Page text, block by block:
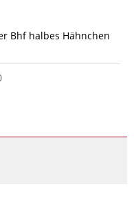
Bhf halbes Hähnchen